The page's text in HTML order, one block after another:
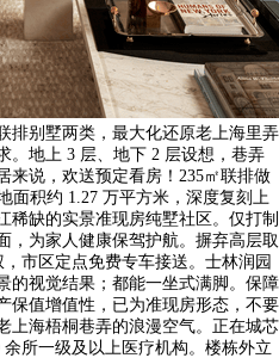
排别墅两类，最大化还原老上海里弄
。地上 3 层、地下 2 层设想，巷弄
来说，欢送预定看房！235㎡联排做
面积约 1.27 万平方米，深度复刻上
稀缺的实景准现房纯墅社区。仅打制
，为家人健康保驾护航。摒弃高层取
市区定点免费专车接送。士林润园
的视觉结果；都能一坐式满脚。保障
保值增值性，已为准现房形态，不要
上海梧桐巷弄的浪漫空气。正在城芯
所一级及以上医疗机构。楼栋外立